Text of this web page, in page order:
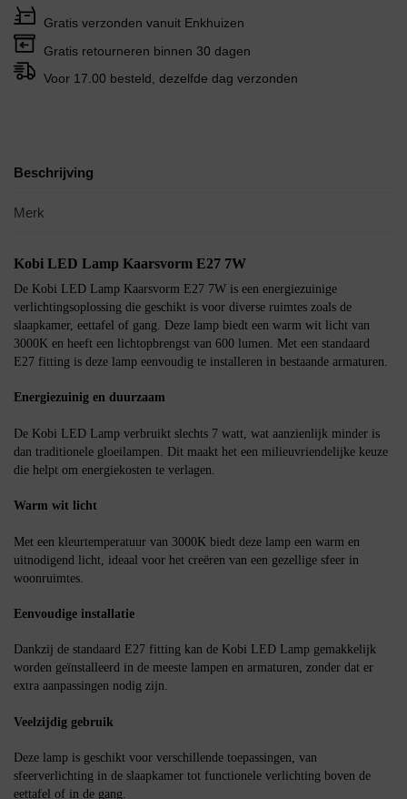
Gratis verzonden vanuit Enkhuizen
Gratis retourneren binnen 30 dagen
Voor 17.00 besteld, dezelfde dag verzonden
Beschrijving
Merk
Kobi LED Lamp Kaarsvorm E27 7W
De Kobi LED Lamp Kaarsvorm E27 7W is een energiezuinige
verlichtingsoplossing die geschikt is voor diverse ruimtes zoals de
slaapkamer, eettafel of gang. Deze lamp biedt een warm wit licht van
3000K en heeft een lichtopbrengst van 600 lumen. Met een standaard
E27 fitting is deze lamp eenvoudig te installeren in bestaande armaturen.
Energiezuinig en duurzaam
De Kobi LED Lamp verbruikt slechts 7 watt, wat aanzienlijk minder is
dan traditionele gloeilampen. Dit maakt het een milieuvriendelijke keuze
die helpt om energiekosten te verlagen.
Warm wit licht
Met een kleurtemperatuur van 3000K biedt deze lamp een warm en
uitnodigend licht, ideaal voor het creëren van een gezellige sfeer in
woonruimtes.
Eenvoudige installatie
Dankzij de standaard E27 fitting kan de Kobi LED Lamp gemakkelijk
worden geïnstalleerd in de meeste lampen en armaturen, zonder dat er
extra aanpassingen nodig zijn.
Veelzijdig gebruik
Deze lamp is geschikt voor verschillende toepassingen, van
sfeerverlichting in de slaapkamer tot functionele verlichting boven de
eettafel of in de gang.